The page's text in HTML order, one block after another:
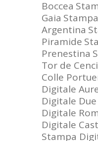
Boccea
Gaia
Argentina
Piramide
Prenestina
Tor de Cenci
Colle
Digitale
Digitale
Digitale
Digitale
Stampa